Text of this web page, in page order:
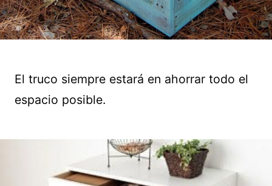
El truco siempre estará en ahorrar todo el
espacio posible.